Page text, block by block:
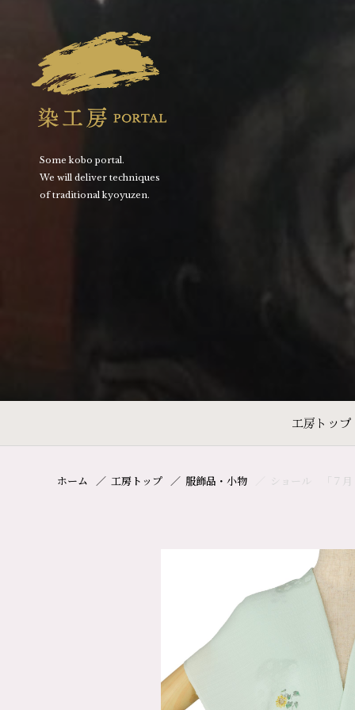
Some kobo portal.
We will deliver techniques
of traditional kyoyuzen.
工房トップ
ホーム 工房トップ 服飾品・小物 ショール 「７月